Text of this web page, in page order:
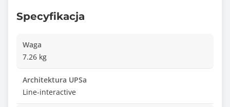
Specyfikacja
Waga
7.26 kg
Architektura UPSa
Line-interactive